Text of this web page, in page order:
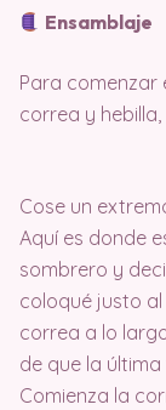
Ensamblaje
Para comenzar
correa y
Cose un
Aquí es donde
sombrero y
coloqué justo
correa a lo
de que la
Comienza la